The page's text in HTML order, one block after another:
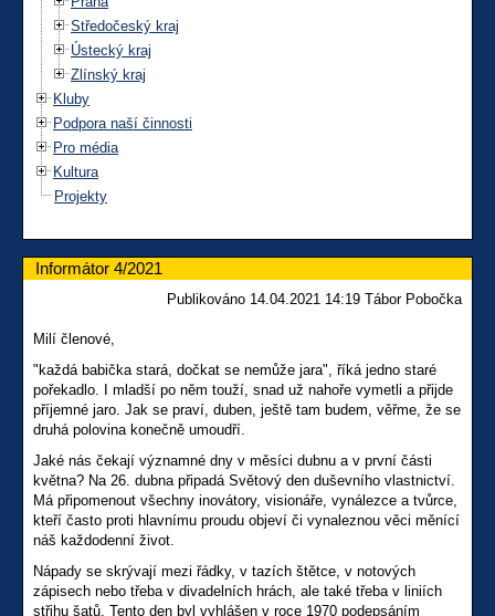
Středočeský kraj
Ústecký kraj
Zlínský kraj
Kluby
Podpora naší činnosti
Pro média
Kultura
Projekty
Informátor 4/2021
Publikováno 14.04.2021 14:19 Tábor Pobočka
Milí členové,
"každá babička stará, dočkat se nemůže jara", říká jedno staré
pořekadlo. I mladší po něm touží, snad už nahoře vymetli a přijde
příjemné jaro. Jak se praví, duben, ještě tam budem, věřme, že se
druhá polovina konečně umoudří.
Jaké nás čekají významné dny v měsíci dubnu a v první části
května? Na 26. dubna připadá Světový den duševního vlastnictví.
Má připomenout všechny inovátory, visionáře, vynálezce a tvůrce,
kteří často proti hlavnímu proudu objeví či vynaleznou věci měnící
náš každodenní život.
Nápady se skrývají mezi řádky, v tazích štětce, v notových
zápisech nebo třeba v divadelních hrách, ale také třeba v liniích
střihu šatů. Tento den byl vyhlášen v roce 1970 podepsáním